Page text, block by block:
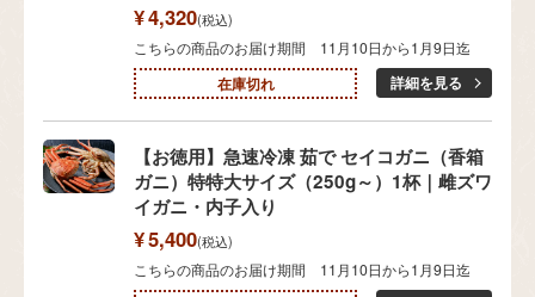
¥4,320 税込
こちらの商品のお届け期間 11月10日から1月9日迄
在庫切れ 詳細を見る
【お徳用】急速冷凍 茹で セイコガニ（香箱
ガニ）特特大サイズ（250g～）1杯｜雌ズワ
イガニ・内子入り
¥5,400 税込
こちらの商品のお届け期間 11月10日から1月9日迄